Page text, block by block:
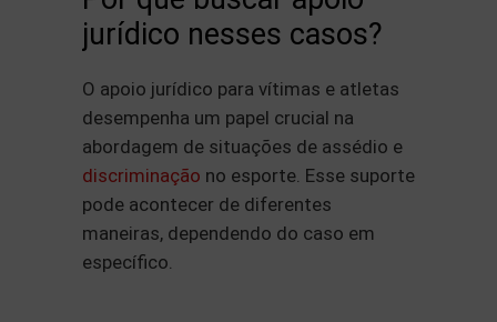
jurídico nesses casos?
O apoio jurídico para vítimas e atletas
desempenha um papel crucial na
abordagem de situações de assédio e
discriminação no esporte. Esse suporte
pode acontecer de diferentes
maneiras, dependendo do caso em
específico.